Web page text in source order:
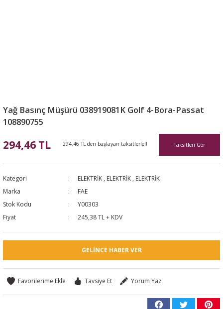
Yağ Basınç Müşürü 038919081K Golf 4-Bora-Passat
108890755
294,46 TL 294,46 TL den başlayan taksitlerle!! Taksitleri Gör
Kategori ELEKTRİK , ELEKTRİK , ELEKTRİK
Marka
FAE
Stok Kodu
Y00303
Fiyat
245,38 TL + KDV
GELINCE HABER VER
Tavsiye Et Yorum Yaz